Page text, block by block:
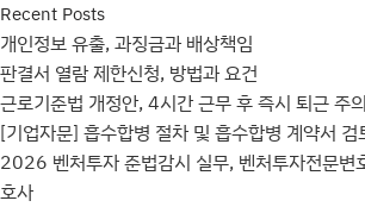
Recent Posts
개인정보 유출, 과징금과 배상책임
판결서 열람 제한신청, 방법과 요건
근로기준법 개정안, 4시간 근무 후 즉시 퇴근 주
[기업자문] 흡수합병 절차 및 흡수합병 계약서 검
2026 벤처투자 준법감시 실무, 벤처투자전문변
호사